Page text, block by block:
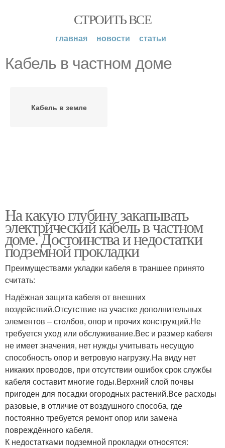
СТРОИТЬ ВСЕ
главная новости статьи
Кабель в частном доме
Кабель в земле
На какую глубину закапывать
электрический кабель в частном
доме. Достоинства и недостатки
подземной прокладки
Преимуществами укладки кабеля в траншее принято
считать:
Надёжная защита кабеля от внешних
воздействий.Отсутствие на участке дополнительных
элементов – столбов, опор и прочих конструкций.Не
требуется уход или обслуживание.Вес и размер кабеля
не имеет значения, нет нужды учитывать несущую
способность опор и ветровую нагрузку.На виду нет
никаких проводов, при отсутствии ошибок срок службы
кабеля составит многие годы.Верхний слой почвы
пригоден для посадки огородных растений.Все расходы
разовые, в отличие от воздушного способа, где
постоянно требуется ремонт опор или замена
повреждённого кабеля.
К недостатками подземной прокладки относятся: